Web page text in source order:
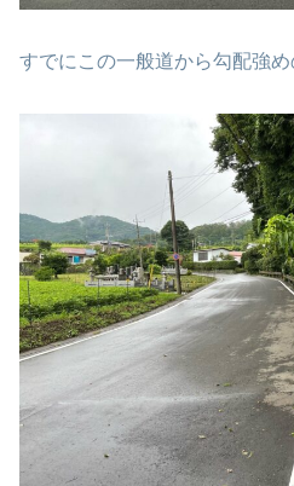
すでにこの一般道から勾配強め